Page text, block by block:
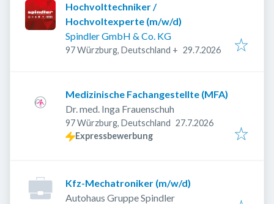
Hochvolttechniker /
Hochvoltexperte (m/w/d)
Spindler GmbH & Co. KG
97 Würzburg, Deutschland + Veröffentlicht:
29.7.2026
Medizinische Fachangestellte (MFA)
Dr. med. Inga Frauenschuh
97 Würzburg, Deutschland Veröffentlicht
27.7.2026
Expressbewerbung
Kfz-Mechatroniker (m/w/d)
Autohaus Gruppe Spindler